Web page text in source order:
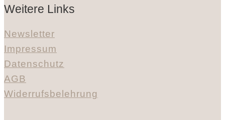
Weitere Links
Newsletter
Impressum
Datenschutz
AGB
Widerrufsbelehrung